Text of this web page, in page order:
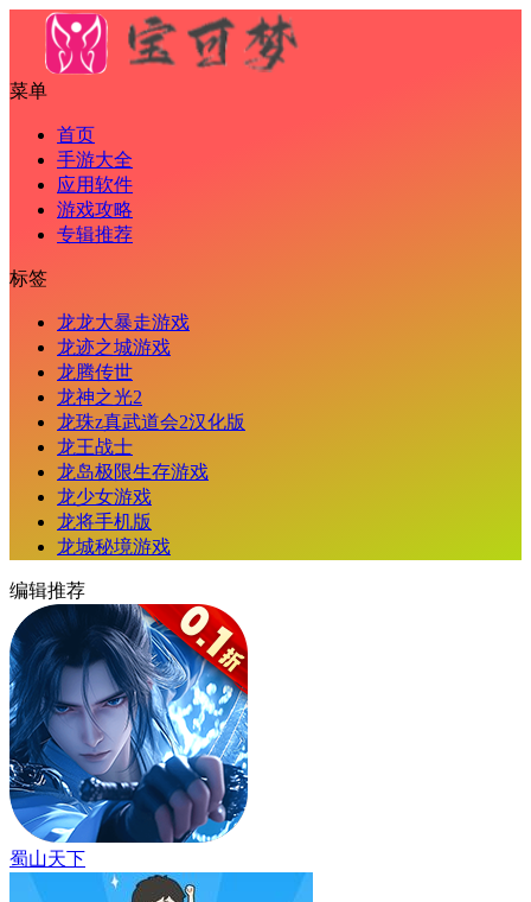
菜单
首页
手游大全
应用软件
游戏攻略
专辑推荐
标签
龙龙大暴走游戏
龙迹之城游戏
龙腾传世
龙神之光2
龙珠z真武道会2汉化版
龙王战士
龙岛极限生存游戏
龙少女游戏
龙将手机版
龙城秘境游戏
编辑推荐
蜀山天下